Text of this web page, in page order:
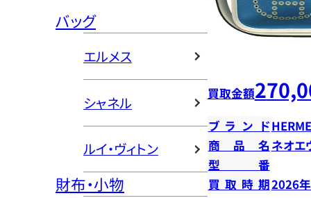
バッグ
エルメス
シャネル
ルイ・ヴィトン
財布・小物
買取金額
ブランド
商品名 ネオエ
型番
買取時期2026